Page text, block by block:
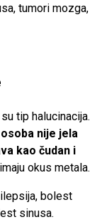
tumori mozga,
tip halucinacija.
nije jela
kao čudan i
okus metala.
bolest
sinusa.